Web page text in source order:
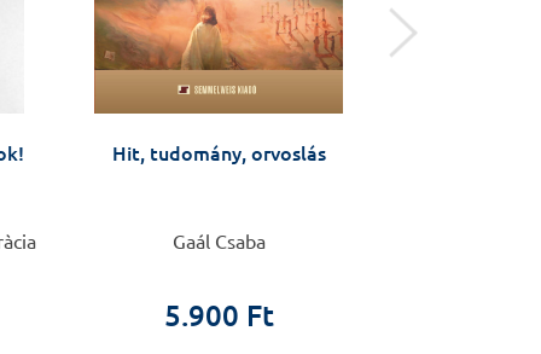
Hit, tudomány, orvoslás
Gaál Csaba
5.900 Ft